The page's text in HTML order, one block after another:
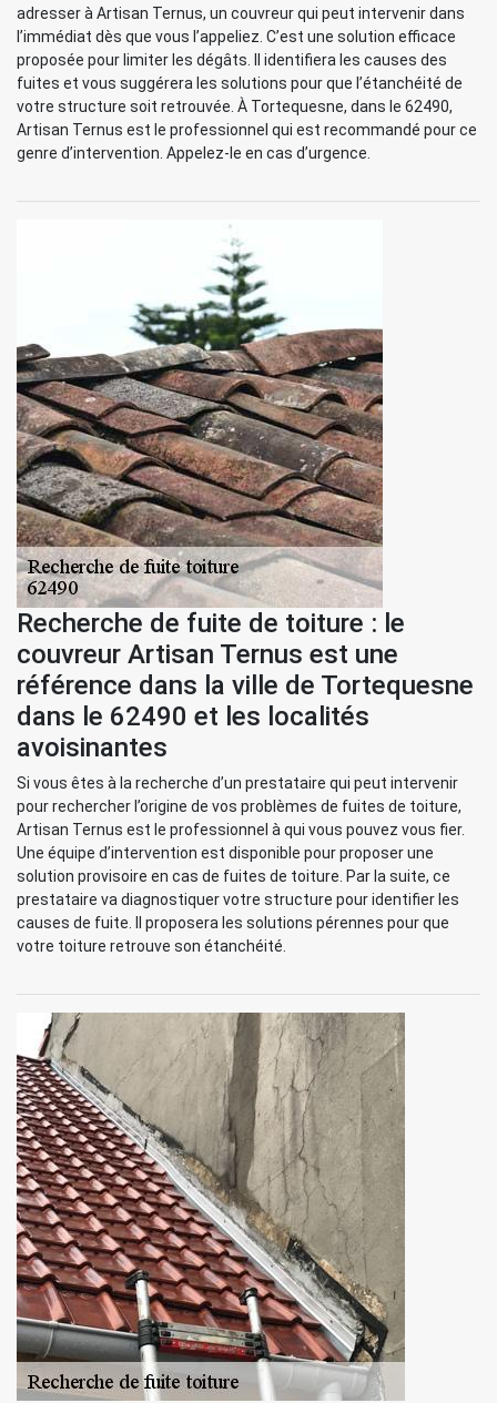
adresser à Artisan Ternus, un couvreur qui peut intervenir dans
l’immédiat dès que vous l’appeliez. C’est une solution efficace
proposée pour limiter les dégâts. Il identifiera les causes des
fuites et vous suggérera les solutions pour que l’étanchéité de
votre structure soit retrouvée. À Tortequesne, dans le 62490,
Artisan Ternus est le professionnel qui est recommandé pour ce
genre d’intervention. Appelez-le en cas d’urgence.
Recherche de fuite de toiture : le
couvreur Artisan Ternus est une
référence dans la ville de Tortequesne
dans le 62490 et les localités
avoisinantes
Si vous êtes à la recherche d’un prestataire qui peut intervenir
pour rechercher l’origine de vos problèmes de fuites de toiture,
Artisan Ternus est le professionnel à qui vous pouvez vous fier.
Une équipe d’intervention est disponible pour proposer une
solution provisoire en cas de fuites de toiture. Par la suite, ce
prestataire va diagnostiquer votre structure pour identifier les
causes de fuite. Il proposera les solutions pérennes pour que
votre toiture retrouve son étanchéité.